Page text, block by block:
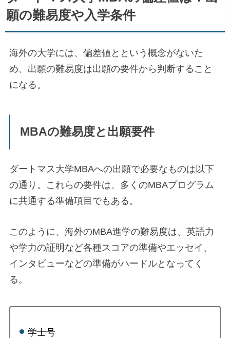
願の難易度や入学条件
海外の大学には、偏差値とという概念がないた
め、出願の難易度は出願の要件から判断すること
になる。
MBAの難易度と出願要件
ダートマス大学MBAへの出願で必要なものは以下
の通り。これらの要件は、多くのMBAプログラム
に共通する準備項目でもある。
このように、海外のMBA進学の難易度は、英語力
や学力の証明など各種スコアの準備やエッセイ、
インタビューなどの準備がハードルとなってく
る。
学士号